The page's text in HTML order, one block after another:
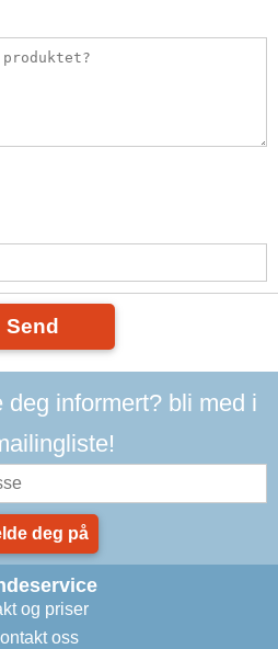
Send
informert? bli med i
deg på
og priser
oss